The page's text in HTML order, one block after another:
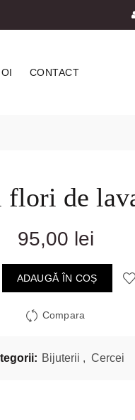
CONTACT
flori de
95,00 lei
ADAUGĂ ÎN COȘ
Compara
Bijuterii , Cercei